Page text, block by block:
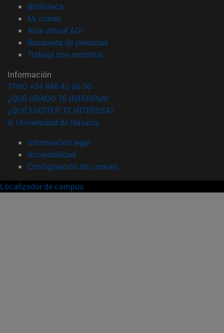
Biblioteca
Mi correo(abre en nueva ventana)
Aula virtual ADI
Búsqueda de personas(abre en nueva ventana)
Trabaja con nosotros(abre en nueva ventana)
Información
TFNO +34 948 42 56 00
¿QUÉ GRADO TE INTERESA?
¿QUÉ MÁSTER TE INTERESA?
© Universidad de Navarra
Información legal
Accesibilidad
Configuración de cookies
Localizador de campus